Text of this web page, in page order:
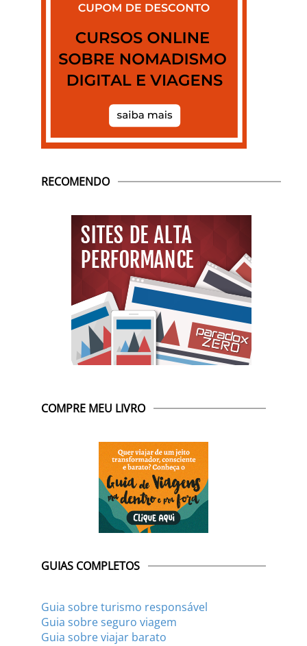
RECOMENDO
COMPRE MEU LIVRO
GUIAS COMPLETOS
Guia sobre turismo responsável
Guia sobre seguro viagem
Guia sobre viajar barato